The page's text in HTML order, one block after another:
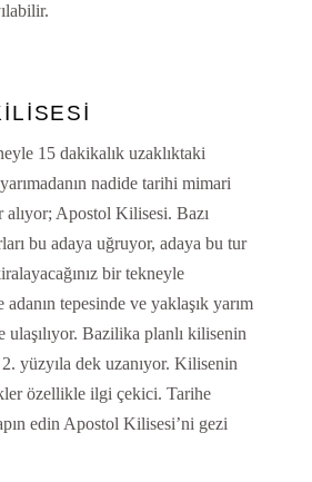
15 dakikalık uzaklıktaki
nadide tarihi mimari
alıyor; Apostol Kilisesi. Bazı
bu adaya uğruyor, adaya bu tur
bir tekneyle
tepesinde ve yaklaşık yarım
Bazilika planlı kilisenin
yüzyıla dek uzanıyor. Kilisenin
özellikle ilgi çekici. Tarihe
edin Apostol Kilisesi’ni gezi